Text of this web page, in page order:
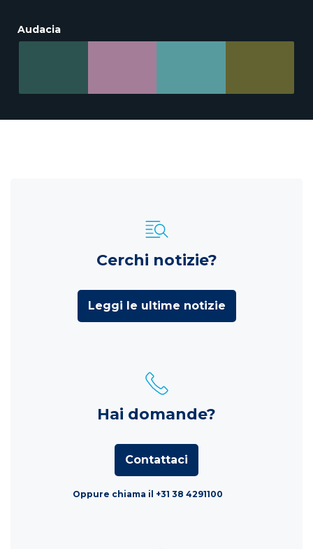
Audacia
Cerchi notizie?
Leggi le ultime notizie
Hai domande?
Contattaci
Oppure chiama il +31 38 4291100